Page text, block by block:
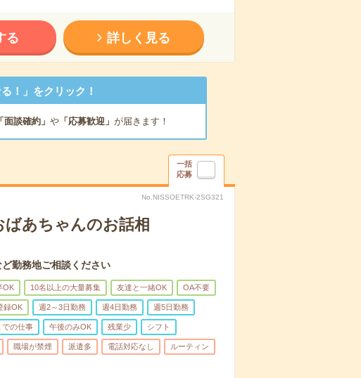
る 詳しく見る
！」をクリック！
「面談確約」 や「応募歓迎」 が届きます！
一括
応募
No.NISSOETRK-2SG321
あちゃんのお話相
勤務地ご相談ください
OK 10名以上の大量募集 友達と一緒OK OA不要
録OK 週2～3日勤務 週4日勤務 週5日勤務
での仕事 午後のみOK 残業少 シフト
職場が禁煙 派遣多 電話対応なし ルーティン